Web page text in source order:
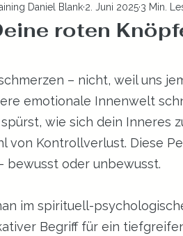
Zeitmanagement
roten
Daniel Blank 2. Juni 2025 3 Min.
– nicht, weil uns
emotionale Innenwelt
wie sich dein Inneres
von Kontrollverlust. Diese
bewusst oder unbewusst.
im spirituell-
Begriff für ein